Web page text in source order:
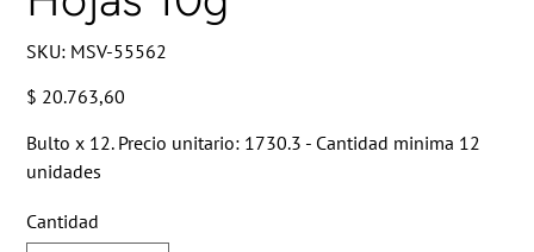
SKU: SKU
MSV-
MSV-55562
Precio
$ 20.763,60
Bulto x 12. Precio unitario: 1730.3 - Cantidad minima 12
unidades
Cantidad